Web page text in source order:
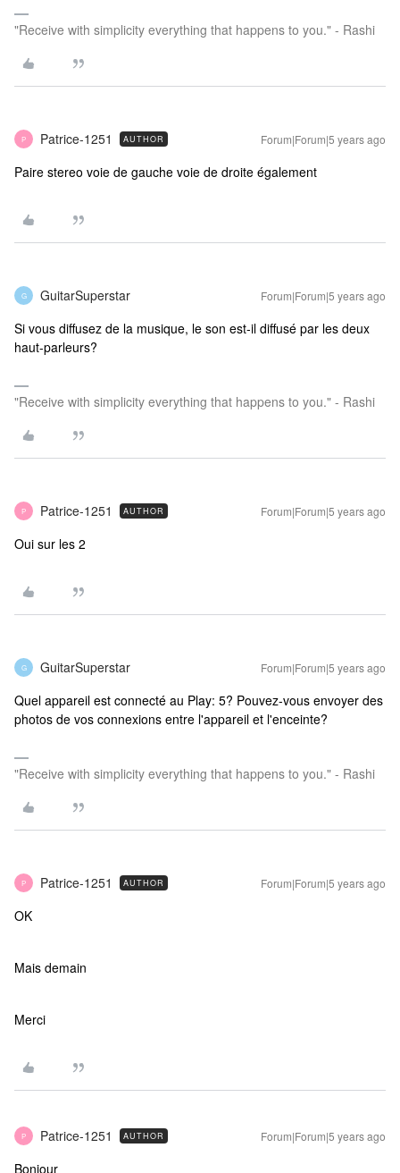
"Receive with simplicity everything that happens to you." - Rashi
P Patrice-1251 AUTHOR Forum|Forum|5 years ago
Paire stereo voie de gauche voie de droite également
G GuitarSuperstar Forum|Forum|5 years ago
Si vous diffusez de la musique, le son est-il diffusé par les deux
haut-parleurs?
"Receive with simplicity everything that happens to you." - Rashi
P Patrice-1251 AUTHOR Forum|Forum|5 years ago
Oui sur les 2
G GuitarSuperstar Forum|Forum|5 years ago
Quel appareil est connecté au Play: 5? Pouvez-vous envoyer des
photos de vos connexions entre l'appareil et l'enceinte?
"Receive with simplicity everything that happens to you." - Rashi
P Patrice-1251 AUTHOR Forum|Forum|5 years ago
OK
Mais demain
Merci
P Patrice-1251 AUTHOR Forum|Forum|5 years ago
Bonjour